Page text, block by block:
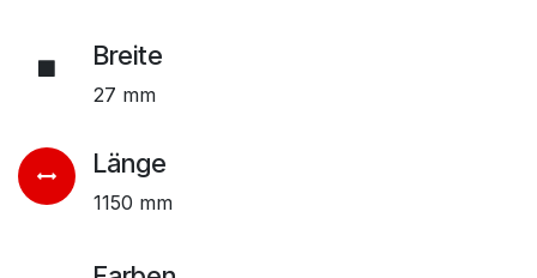
Breite
27 mm
Länge
1150 mm